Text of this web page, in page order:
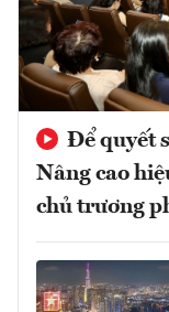
Để quyết
Nâng cao
chủ trương